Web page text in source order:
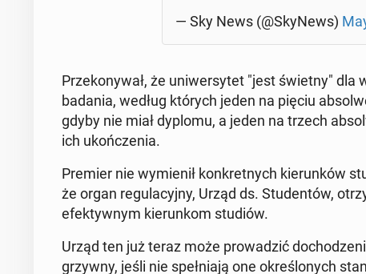
— Sky News (@SkyNews)
Prze­ko­ny­wał, że uni­wer­sy­tet "jest świetny" dla
badania, według których jeden na pięciu
gdyby nie miał dyplomu, a jeden na trzech
ich ukoń­cze­nia.
Premier nie wy­mie­nił kon­kret­nych kie­run­ków
że organ re­gu­la­cyj­ny, Urząd ds. Stu­den­tów,
efek­tyw­nym kie­run­kom studiów.
Urząd ten już teraz może pro­wa­dzić
grzywny, jeśli nie speł­nia­ją one okre­ślo­nych